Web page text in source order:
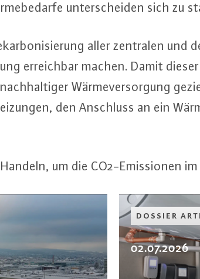
un­ter­schei­den sich zu
aller zentralen und
er­reich­bar machen. Damit
Wär­me­ver­sor­gung
den Anschluss an ein
um die CO2-Emis­sio­nen
DOSSIER
02.07.2026